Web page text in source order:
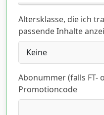
Altersklasse, die ich
passende Inhalte
Abonummer (falls FT-
Promotioncode